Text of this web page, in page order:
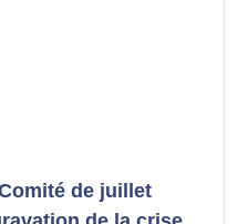
de juillet